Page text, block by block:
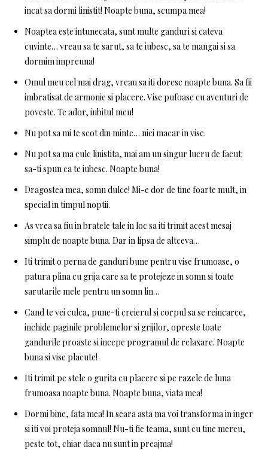
incat sa dormi linistit! Noapte buna, scumpa mea!
Noaptea este intunecata, sunt multe ganduri si cateva
cuvinte… vreau sa te sarut, sa te iubesc, sa te mangai si sa
dormim impreuna!
Omul meu cel mai drag, vreau sa iti doresc noapte buna. Sa fii
imbratisat de armonie si placere. Vise pufoase cu aventuri de
poveste. Te ador, iubitul meu!
Nu pot sa mi te scot din minte… nici macar in vise.
Nu pot sa ma culc linistita, mai am un singur lucru de facut:
sa-ti spun ca te iubesc. Noapte buna!
Dragostea mea, somn dulce! Mi-e dor de tine foarte mult, in
special in timpul noptii.
As vrea sa fiu in bratele tale in loc sa iti trimit acest mesaj
simplu de noapte buna. Dar in lipsa de altceva…
Iti trimit o perna de ganduri bune pentru vise frumoase, o
patura plina cu grija care sa te protejeze in somn si toate
sarutarile mele pentru un somn lin…
Cand te vei culca, pune-ti creierul si corpul sa se reincarce,
inchide paginile problemelor si grijilor, opreste toate
gandurile proaste si incepe programul de relaxare. Noapte
buna si vise placute!
Iti trimit pe stele o gurita cu placere si pe razele de luna
frumoasa noapte buna. Noapte buna, viata mea!
Dormi bine, fata mea! In seara asta ma voi transforma in inger
si iti voi proteja somnul! Nu-ti fie teama, sunt cu tine mereu,
peste tot, chiar daca nu sunt in preajma!